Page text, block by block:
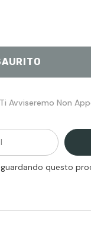
Avviseremo Non
questo